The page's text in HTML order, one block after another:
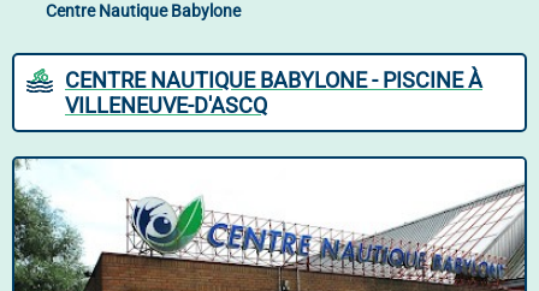
Centre Nautique Babylone
CENTRE NAUTIQUE BABYLONE - PISCINE À
VILLENEUVE-D'ASCQ